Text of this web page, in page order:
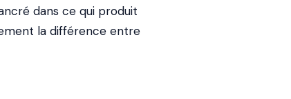
dans ce qui produit
la différence entre